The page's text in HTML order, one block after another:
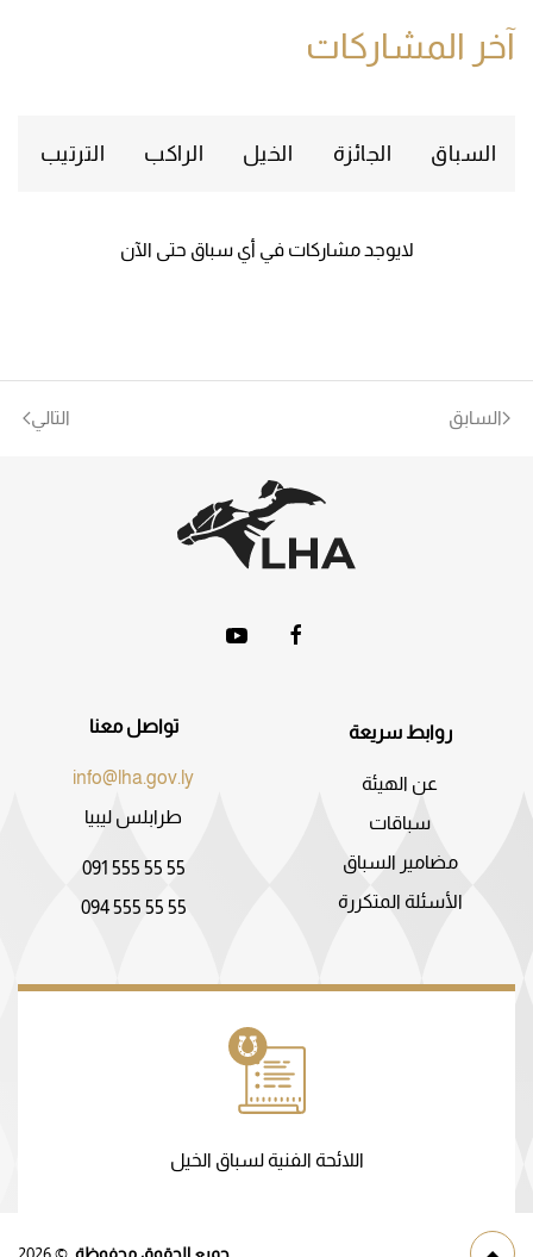
آخر المشاركات
السباق الجائزة الخيل الراكب الترتيب
لايوجد مشاركات في أي سباق حتى الآن
السابق التالي
روابط سريعة
عن الهيئة
سباقات
مضامير السباق
الأسئلة المتكررة
تواصل معنا
info@lha.gov.ly
طرابلس ليبيا
091 555 55 55
094 555 55 55
اللائحة الفنية لسباق الخيل
جميع الحقوق محفوظة. ©
2026